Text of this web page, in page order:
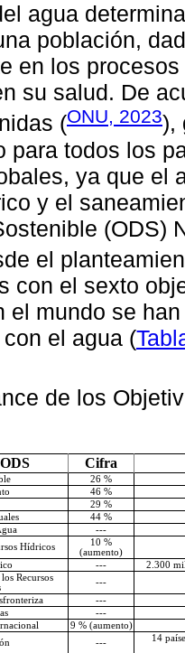
agua
población,
en los
su salud. De
(ONU, 2023),
para todos los
ya que el
y el
(ODS)
el
con el sexto
el mundo se
el agua (
de los
Cifra
26 %
46 %
29 %
44 %
---
Hídricos
10 %
(aumento)
---
2.300
Recursos
---
---
---
9 % (aumento)
--- 14